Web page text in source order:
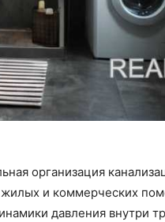
организация
и коммерческих
давления внутри